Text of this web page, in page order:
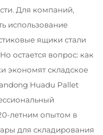
Для компаний,
использование
ящики стали
остается вопрос: как
экономят складское
Huadu Pallet
летним опытом в
для складирования